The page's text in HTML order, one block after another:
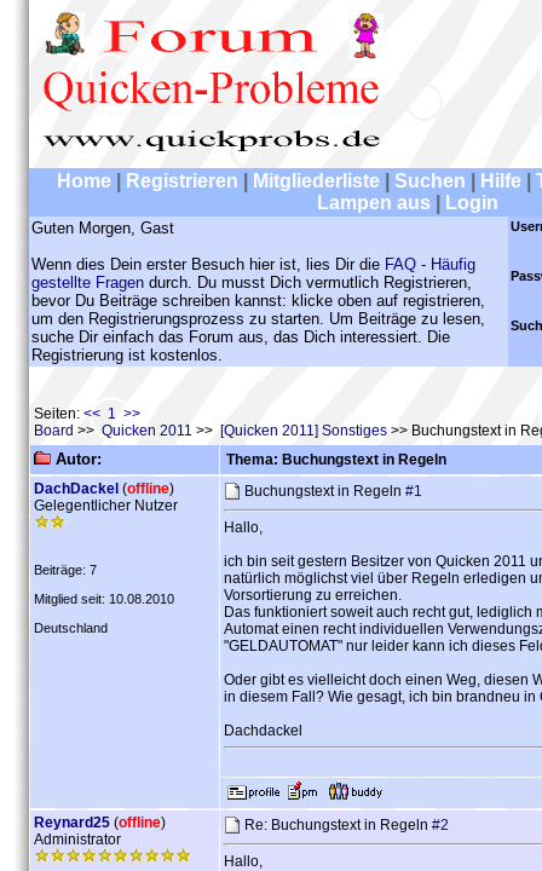
Home Registrieren Mitgliederliste Suchen Hilfe
Lampen aus
Login
Guten Morgen, Gast
Wenn dies Dein erster Besuch hier ist, lies Dir die FAQ - Häufig
gestellte Fragen durch. Du musst Dich vermutlich Registrieren,
bevor Du Beiträge schreiben kannst: klicke oben auf registrieren,
um den Registrierungsprozess zu starten. Um Beiträge zu lesen,
suche Dir einfach das Forum aus, das Dich interessiert. Die
Registrierung ist kostenlos.
Seiten: << 1 >>
Board >> Quicken 2011 >> [Quicken 2011] Sonstiges >> Buchungstext in
Autor:
Thema: Buchungstext in Regeln
DachDackel (offline)
Gelegentlicher Nutzer
Beiträge: 7
Mitglied seit: 10.08.2010
Deutschland
Buchungstext in Regeln #1
Hallo,
ich bin seit gestern Besitzer von Quicken 2011
natürlich möglichst viel über Regeln erledigen
Vorsortierung zu erreichen.
Das funktioniert soweit auch recht gut,
Automat einen recht individuellen
"GELDAUTOMAT" nur leider kann ich dieses
Oder gibt es vielleicht doch einen Weg, diesen
in diesem Fall? Wie gesagt, ich bin brandneu
Dachdackel
Reynard25 (offline)
Administrator
Re: Buchungstext in Regeln #2
Hallo,